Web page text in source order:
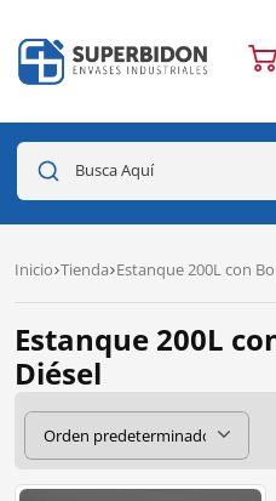
Busca Aquí
Inicio Tienda Estanque 200L con
Estanque 200L
Diésel